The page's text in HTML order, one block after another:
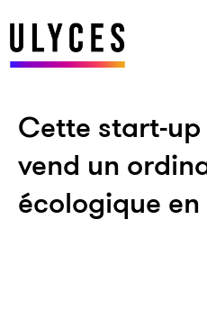
Cette start-
vend un
écologique